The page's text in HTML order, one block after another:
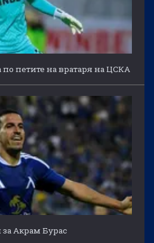
по петите на вратаря на ЦСКА
Акрам Бурас